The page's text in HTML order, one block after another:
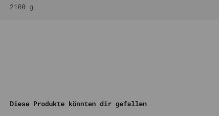
2100 g
Diese Produkte könnten dir gefallen